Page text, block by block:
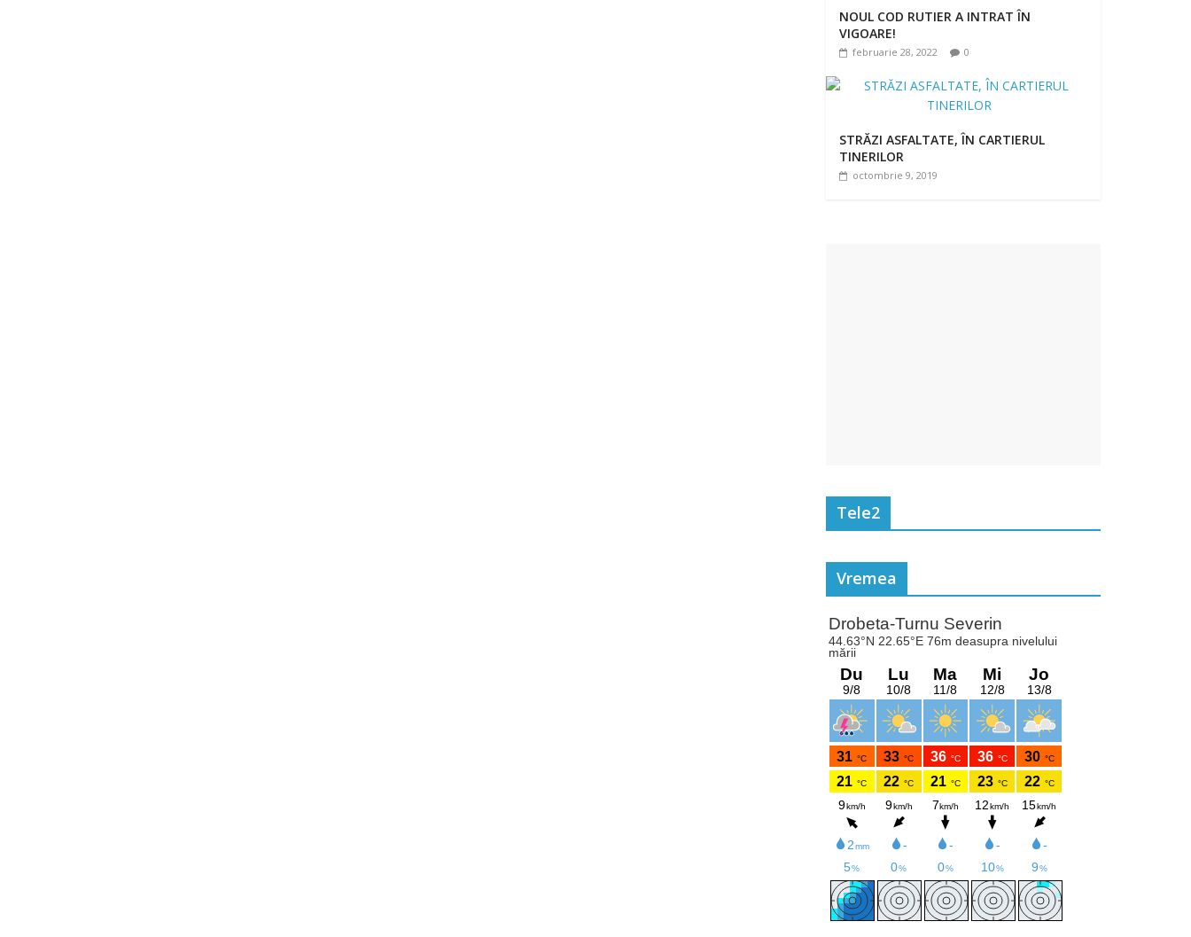
NOUL COD RUTIER A INTRAT ÎN
VIGOARE!
februarie 28, 2022 0
STRĂZI ASFALTATE, ÎN CARTIERUL
TINERILOR
octombrie 9, 2019
Tele2
Vremea